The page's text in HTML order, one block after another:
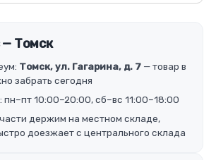
Томск
Томск, ул. Гагарина, д. 7 — товар в
забрать сегодня
10:00–20:00, сб–вс 11:00–18:00
держим на местном складе,
доезжает с центрального склада